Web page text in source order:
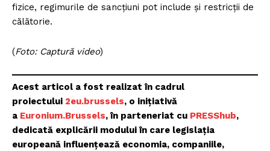
Un proiect
FREEDOM HOUSE ROMÂNIA
fizice, regimurile de sancțiuni pot include și restricții de
călătorie.
(Foto: Captură video)
Acest articol a fost realizat în cadrul
proiectului 2eu.brussels, o inițiativă
a Euronium.Brussels, în parteneriat cu PRESShub,
dedicată explicării modului în care legislația
europeană influențează economia, companiile,